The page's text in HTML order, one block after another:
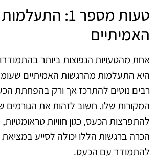
טעות מספר 1:
האמיתיים
אחת מהטעויות הנפוצות ביותר
היא התעלמות מהרגשות האמיתיים
רבים נוטים להתרכז אך ורק בהפחתת
המקורות שלו. חשוב לזהות את הגורמים
להתפרצות הכעס, כגון חוויות
הכרה ברגשות הללו יכולה לסייע במציאת
להתמודד עם הכעס.